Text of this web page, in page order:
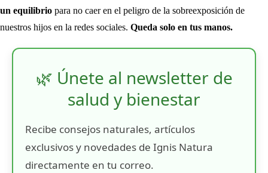
un equilibrio para no caer en el peligro de la sobreexposición de
nuestros hijos en la redes sociales. Queda solo en tus manos.
🌿 Únete al newsletter de
salud y bienestar
Recibe consejos naturales, artículos
exclusivos y novedades de Ignis Natura
directamente en tu correo.